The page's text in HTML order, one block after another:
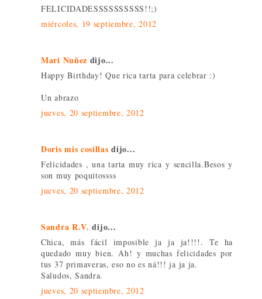
FELICIDADESSSSSSSSSS!!;)
miércoles, 19 septiembre, 2012
Mari Nuñez dijo...
Happy Birthday! Que rica tarta para celebrar :)
Un abrazo
jueves, 20 septiembre, 2012
Doris mis cosillas dijo...
Felicidades , una tarta muy rica y sencilla.Besos y
son muy poquitossss
jueves, 20 septiembre, 2012
Sandra R.V. dijo...
Chica, más fácil imposible ja ja ja!!!!. Te ha
quedado muy bien. Ah! y muchas felicidades por
tus 37 primaveras, eso no es ná!!! ja ja ja.
Saludos, Sandra.
jueves, 20 septiembre, 2012